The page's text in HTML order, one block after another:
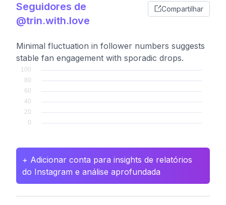
Seguidores de
@trin.with.love
Compartilhar
Minimal fluctuation in follower numbers suggests
stable fan engagement with sporadic drops.
+ Adicionar conta para insights de relatórios
do Instagram e análise aprofundada